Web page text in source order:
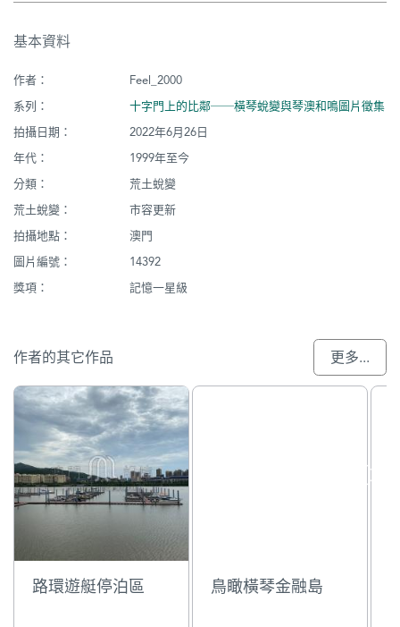
街
基本資料
作者：
Feel_2000
系列：
十字門上的比鄰──橫琴蛻變與琴澳和鳴圖片徵集
拍攝日期：
2022年6月26日
年代：
1999年至今
分類：
荒土蛻變
荒土蛻變：
市容更新
拍攝地點：
澳門
圖片編號：
14392
獎項：
記憶一星級
作者的其它作品 更多...
路環遊艇停泊區 鳥瞰橫琴金融島